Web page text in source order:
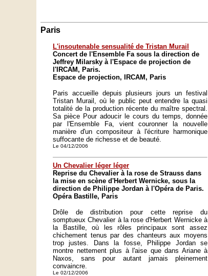
Paris
L'insoutenable sensualité de Tristan Murail
Concert de l'Ensemble Fa sous la direction de
Jeffrey Milarsky à l'Espace de projection de
l'IRCAM, Paris.
Espace de projection, IRCAM, Paris
Paris accueille depuis plusieurs jours un festival
Tristan Murail, où le public peut entendre la quasi
totalité de la production récente du maître spectral.
Sa pièce Pour adoucir le cours du temps, donnée
par l'Ensemble Fa, vient couronner la nouvelle
manière d'un compositeur à l'écriture harmonique
suffocante de richesse et de beauté.
Le 04/12/2006
Un Chevalier léger léger
Reprise du Chevalier à la rose de Strauss dans
la mise en scène d'Herbert Wernicke, sous la
direction de Philippe Jordan à l'Opéra de Paris.
Opéra Bastille, Paris
Drôle de distribution pour cette reprise du
somptueux Chevalier à la rose d'Herbert Wernicke à
la Bastille, où les rôles principaux sont assez
chichement tenus par des chanteurs aux moyens
trop justes. Dans la fosse, Philippe Jordan se
montre nettement plus à l'aise que dans Ariane à
Naxos, sans pour autant jamais pleinement
convaincre.
Le 02/12/2006